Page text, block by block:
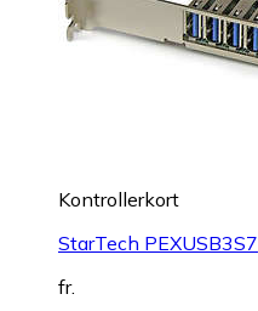
Kontrollerkort
StarTech PEXUSB3S7
fr.